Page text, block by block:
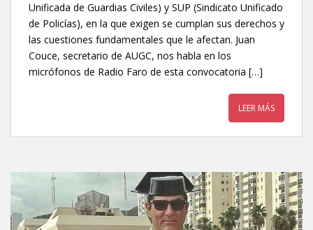
Unificada de Guardias Civiles) y SUP (Sindicato Unificado
de Policías), en la que exigen se cumplan sus derechos y
las cuestiones fundamentales que le afectan. Juan
Couce, secretario de AUGC, nos habla en los
micrófonos de Radio Faro de esta convocatoria […]
LEER MÁS